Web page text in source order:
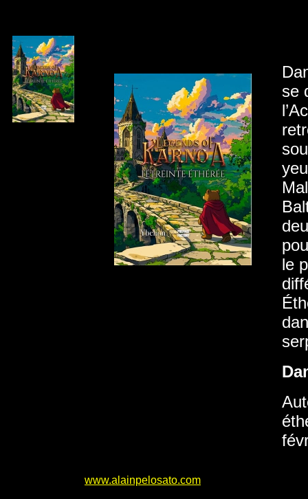
se
le
www.alainpelosato.com